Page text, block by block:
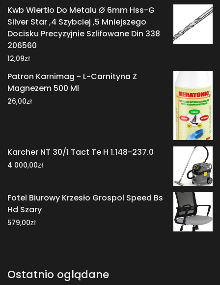
Kwb Wiertło Do Metalu Ø 6mm Hss-G
Silver Star ,4 Szybciej ,5 Mniejszego
Docisku Precyzyjnie Szlifowane Din 338
206560
12,09zł
Patron Karnimag - L-Carnityna Z
Magnezem 500 Ml
26,00zł
Karcher NT 30/1 Tact Te H 1.148-237.0
4 000,00zł
Fotel Biurowy Krzesło Grospol Speed Bs
Hd Szary
579,00zł
Ostatnio oglądane